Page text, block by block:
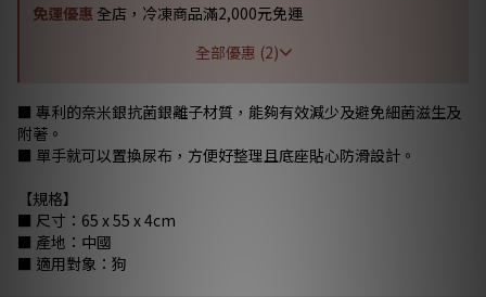
免運優惠 全店，冷凍商品滿2,000元免運
全部優惠 (2)
■ 專利的奈米銀抗菌銀離子材質，能夠有效減少及避免細菌滋生及
附著。
■ 單手就可以置換尿布，方便好整理且底座貼心防滑設計。
【規格】
■ 尺寸：65 x 55 x 4cm
■ 產地：中國
■ 適用對象：狗